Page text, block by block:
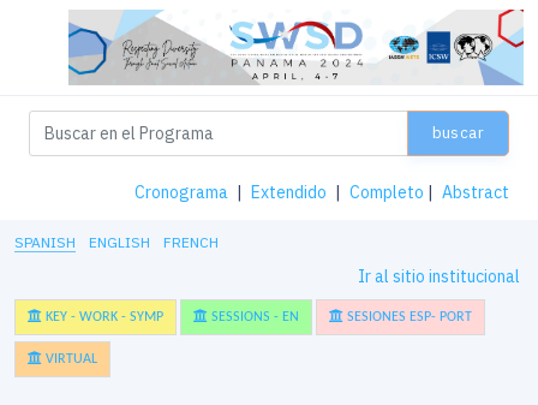
buscar
Cronograma | Extendido | Completo | Abstract
SPANISH ENGLISH FRENCH
Ir al sitio institucional
KEY - WORK - SYMP SESSIONS - EN SESIONES ESP- PORT
VIRTUAL